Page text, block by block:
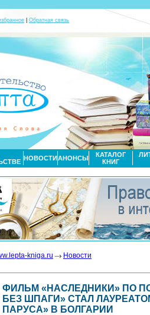
Обратная связь
НОВОСТИАНОНСЫ
КАТАЛОГ
КНИГ
kniga.ru Новости
ФИЛЬМ «НАСЛЕДНИКИ» ПО
БЕЗ ШПАГИ» СТАЛ
ПАРУСА» В БОЛГАРИИ